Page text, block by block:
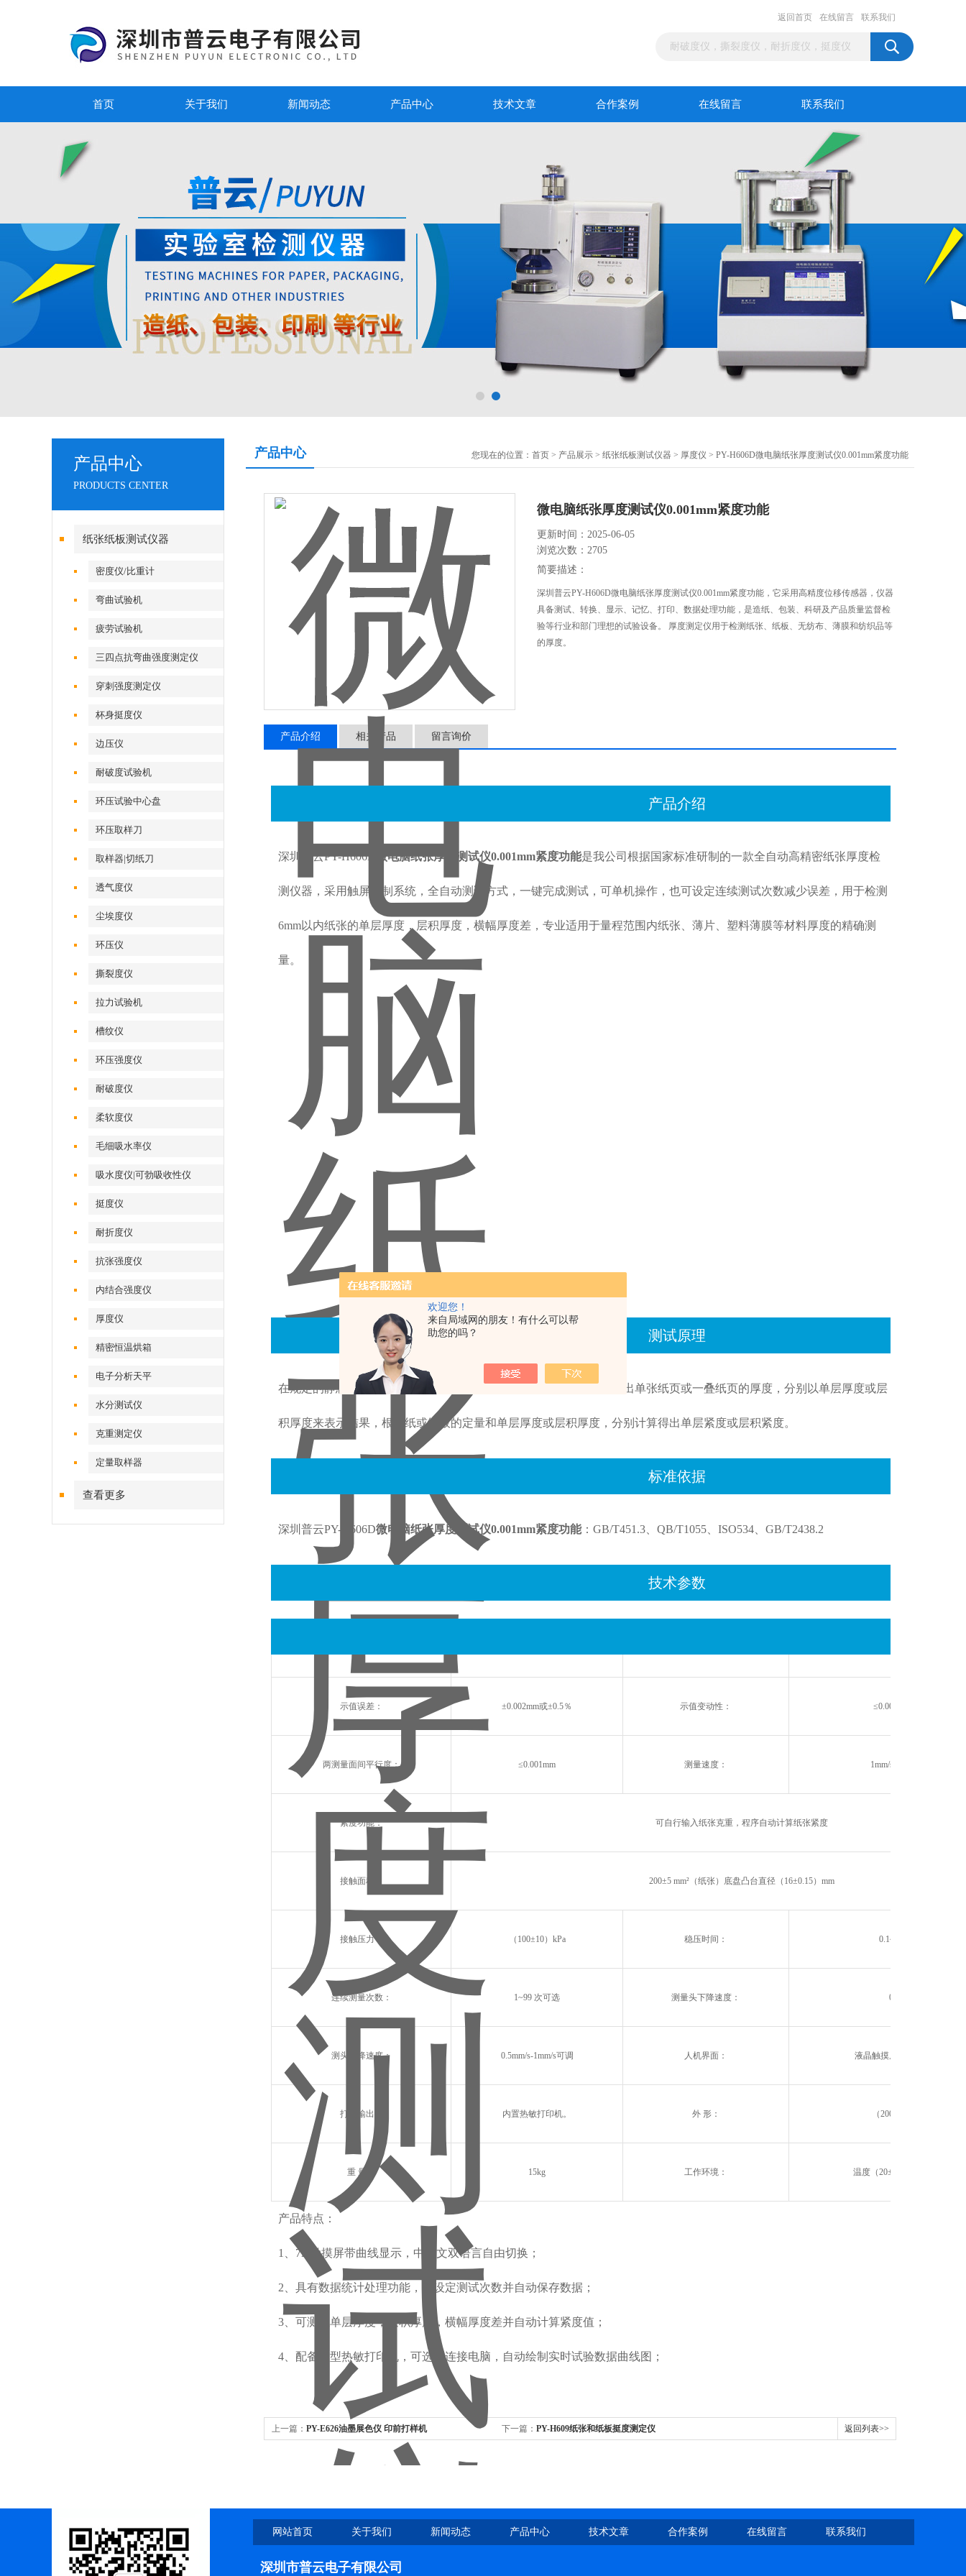
欢迎您！
来自局域网的朋友！有什么可以帮
助您的吗？
返回首页 在线留言 联系我们
首页 关于我们 新闻动态 产品中心 技术文章 合作案例 在线留言 联系我们
产品中心
PRODUCTS CENTER
纸张纸板测试仪器
密度仪/比重计
弯曲试验机
疲劳试验机
三四点抗弯曲强度测定仪
穿刺强度测定仪
杯身挺度仪
边压仪
耐破度试验机
环压试验中心盘
环压取样刀
取样器|切纸刀
透气度仪
尘埃度仪
环压仪
撕裂度仪
拉力试验机
槽纹仪
环压强度仪
耐破度仪
柔软度仪
毛细吸水率仪
吸水度仪|可勃吸收性仪
挺度仪
耐折度仪
抗张强度仪
内结合强度仪
厚度仪
精密恒温烘箱
电子分析天平
水分测试仪
克重测定仪
定量取样器
查看更多
产品中心 您现在的位置： 首页 > 产品展示 > 纸张纸板测试仪器 > 厚度仪 > PY-H606D微电脑纸张厚度测试仪0.001mm紧度功能
微电脑纸张厚度测试仪0.001mm紧度功能
更新时间：2025-06-05
浏览次数：2705
简要描述：
深圳普云PY-H606D微电脑纸张厚度测试仪0.001mm紧度功能，它采用高精度位移传感器，仪器
具备测试、转换、显示、记忆、打印、数据处理功能，是造纸、包装、科研及产品质量监督检
验等行业和部门理想的试验设备。 厚度测定仪用于检测纸张、纸板、无纺布、薄膜和纺织品等
的厚度。
产品介绍 相关产品 留言询价
产品介绍
深圳普云PY-H606D 微电脑纸张厚度测试仪0.001mm紧度功能是我公司根据国家标准研制的一款全自动高精密纸张厚度检
测仪器，采用触屏控制系统，全自动测试方式，一键完成测试，可单机操作，也可设定连续测试次数减少误差，用于检测
6mm以内纸张的单层厚度，层积厚度，横幅厚度差，专业适用于量程范围内纸张、薄片、塑料薄膜等材料厚度的精确测
量。
测试原理
在规定的静态负荷下，用符合精度要求的厚度计，根据试验要求测量出单张纸页或一叠纸页的厚度，分别以单层厚度或层
积厚度来表示结果，根据纸或纸板的定量和单层厚度或层积厚度，分别计算得出单层紧度或层积紧度。
标准依据
深圳普云PY-H606D微电脑纸张厚度测试仪0.001mm紧度功能： GB/T451.3、QB/T1055、ISO534、GB/T2438.2
技术参数
示值误差： ±0.002mm或±0.5％ 示值变动性： ≤0.0025mm或≤0.5％
两测量面间平行度： ≤0.001mm 测量速度： 1mm/s~60mm/s (可调)
紧度功能： 可自行输入纸张克重，程序自动计算纸张紧度
接触面积： 200±5 mm²（纸张）底盘凸台直径（16±0.15）mm
接触压力： （100±10）kPa 稳压时间： 0.1~5second 可调
连续测量次数： 1~99 次可选 测量头下降速度： 0.5~10mm/s
测头下降速度： 0.5mm/s-1mm/s可调 人机界面： 液晶触摸屏控制，中英文切换
打印输出： 内置热敏打印机。 外 形： （200x150x250）mm
重 量： 15kg 工作环境： 温度（20±10）℃，湿度＜
产品特点：
1、7in触摸屏带曲线显示，中英文双语言自由切换；
2、具有数据统计处理功能，可设定测试次数并自动保存数据；
3、可测试单层厚度，层积厚度，横幅厚度差并自动计算紧度值；
4、配备微型热敏打印机，可选配连接电脑，自动绘制实时试验数据曲线图；
上一篇： PY-E626油墨展色仪 印前打样机 下一篇： PY-H609纸张和纸板挺度测定仪 返回列表>>
网站首页 关于我们 新闻动态 产品中心 技术文章 合作案例 在线留言 联系我们
深圳市普云电子有限公司